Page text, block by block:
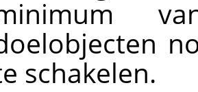
schakelen.